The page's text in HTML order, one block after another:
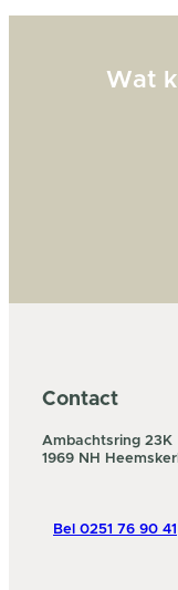
Wat
Contact
Ambachtsring 23K
1969 NH
Bel 0251 76 90 41